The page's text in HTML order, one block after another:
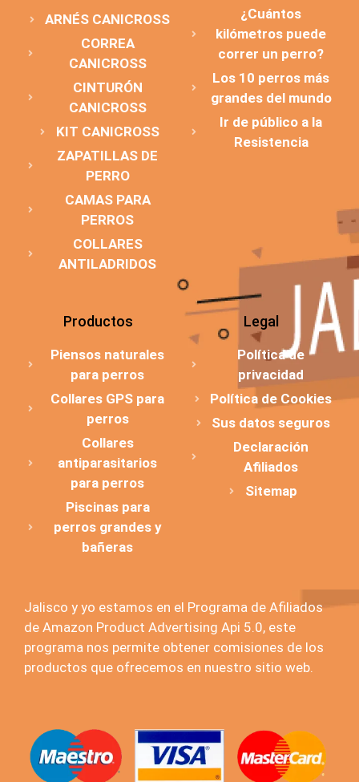
ARNÉS CANICROSS
CORREA
CANICROSS
CINTURÓN
CANICROSS
KIT CANICROSS
ZAPATILLAS DE
PERRO
CAMAS PARA
PERROS
COLLARES
ANTILADRIDOS
¿Cuántos
kilómetros puede
correr un perro?
Los 10 perros más
grandes del mundo
Ir de público a la
Resistencia
Productos
Piensos naturales
para perros
Collares GPS para
perros
Collares
antiparasitarios
para perros
Piscinas para
perros grandes y
bañeras
Legal
Política de
privacidad
Política de Cookies
Sus datos seguros
Declaración
Afiliados
Sitemap
Jalisco y yo estamos en el Programa de Afiliados
de Amazon Product Advertising Api 5.0, este
programa nos permite obtener comisiones de los
productos que ofrecemos en nuestro sitio web.